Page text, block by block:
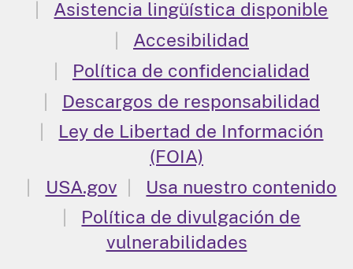
Asistencia lingüística disponible
Accesibilidad
Política de confidencialidad
Descargos de responsabilidad
Ley de Libertad de Información
(FOIA)
USA.gov
Usa nuestro contenido
Política de divulgación de
vulnerabilidades